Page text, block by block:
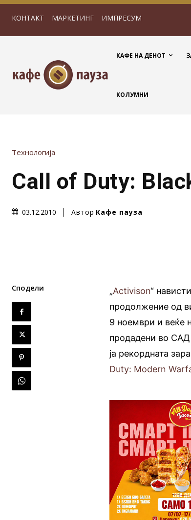
КОНТАКТ МАРКЕТИНГ ИМПРЕСУМ
КАФЕ НА ДЕНОТ
КОЛУМНИ
Технологија
Call of Duty:
03.12.2010 Автор Кафе пауза
Сподели „Activison“
продолжение од
9 ноември и веќе
продадени во САД
ја рекордната
Duty: Modern